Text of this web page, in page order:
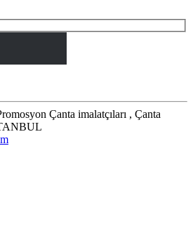
Çanta imalatçıları , Çanta